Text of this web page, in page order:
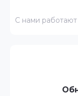
С нами